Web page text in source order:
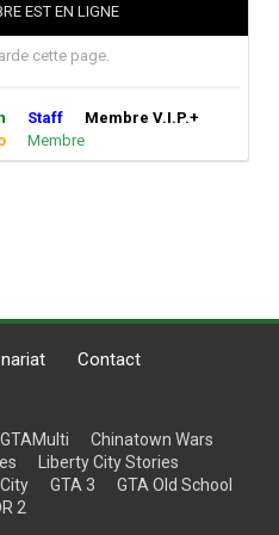
EST EN LIGNE
cette page.
Staff
Membre V.I.P.+
Membre
Contact
GTAMulti
Chinatown Wars
Liberty City Stories
GTA 3
GTA Old School
2